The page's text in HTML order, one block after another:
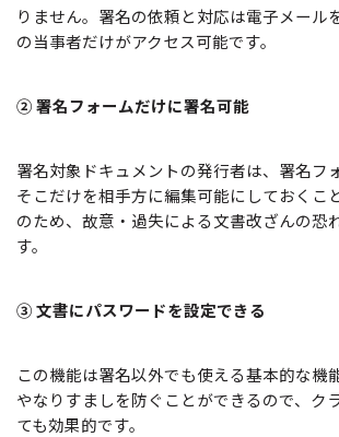
りません。署名の依頼と対応は電子メール
の当事者だけがアクセス可能です。
② 署名フォームだけに署名可能
署名対象ドキュメントの発行者は、署名フ
そこだけを相手方に編集可能にしておくこ
のため、故意・過失による文書改ざんの恐
す。
③ 文書にパスワードを設定できる
この機能は署名以外でも使える基本的な機
やなりすましを防ぐことができるので、ク
ても効果的です。